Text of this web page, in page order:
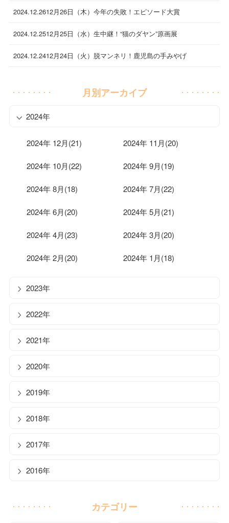
2024.12.2612月26日（木）今年の失敗！エピソード大賞
2024.12.2512月25日（水）生中継！“猫のダヤン”原画展
2024.12.2412月24日（火）脱マンネリ！鹿児島の手みやげ
月別アーカイブ
2024年
2024年 12月(21) 2024年 11月(20)
2024年 10月(22) 2024年 9月(19)
2024年 8月(18) 2024年 7月(22)
2024年 6月(20) 2024年 5月(21)
2024年 4月(23) 2024年 3月(20)
2024年 2月(20) 2024年 1月(18)
2023年
2022年
2021年
2020年
2019年
2018年
2017年
2016年
カテゴリー